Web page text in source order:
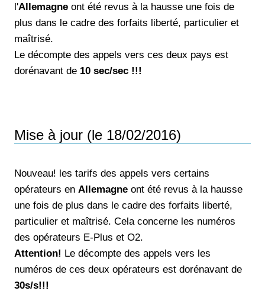
l'Allemagne ont été revus à la hausse une fois de
plus dans le cadre des forfaits liberté, particulier et
maîtrisé.
Le décompte des appels vers ces deux pays est
dorénavant de 10 sec/sec !!!
Mise à jour (le 18/02/2016)
Nouveau! les tarifs des appels vers certains
opérateurs en Allemagne ont été revus à la hausse
une fois de plus dans le cadre des forfaits liberté,
particulier et maîtrisé. Cela concerne les numéros
des opérateurs E-Plus et O2.
Attention! Le décompte des appels vers les
numéros de ces deux opérateurs est dorénavant de
30s/s!!!